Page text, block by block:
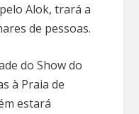
Alok, trará a
de pessoas.
do Show do
à Praia de
estará